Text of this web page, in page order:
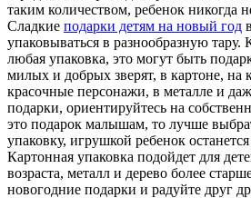
таким количеством, ребенок никогда
Сладкие подарки детям на новый год
упаковываться в разнообразную тару.
любая упаковка, это могут быть
милых и добрых зверят, в картоне, на
красочные персонажи, в металле и
подарки, ориентируйтесь на
это подарок малышам, то лучше
упаковку, игрушкой ребенок
Картонная упаковка подойдет для
возраста, металл и дерево более
новогодние подарки и радуйте друг